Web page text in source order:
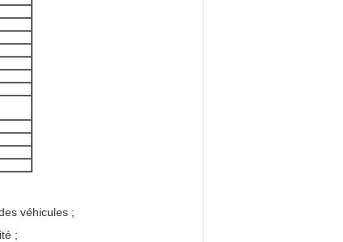
véhicules ;
;